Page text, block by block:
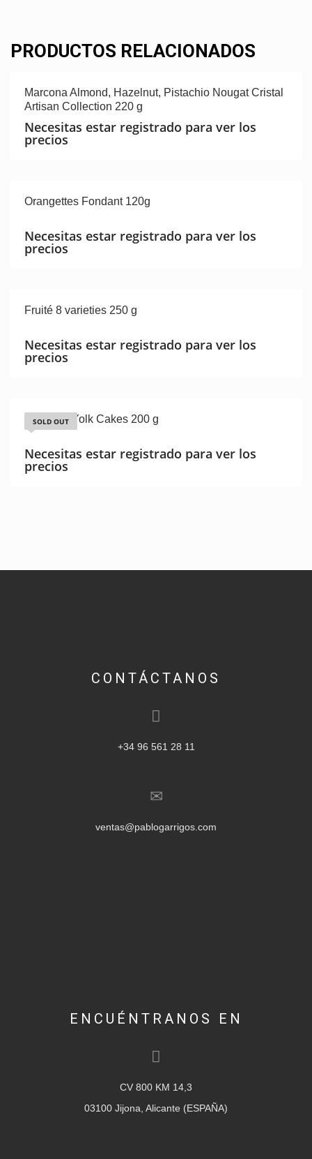
PRODUCTOS RELACIONADOS
Marcona Almond, Hazelnut, Pistachio Nougat Cristal
Artisan Collection 220 g
Necesitas estar registrado para ver los
precios
Orangettes Fondant 120g
Necesitas estar registrado para ver los
precios
Fruité 8 varieties 250 g
Necesitas estar registrado para ver los
precios
SOLD OUT
Premium Yolk Cakes 200 g
Necesitas estar registrado para ver los
precios
CONTÁCTANOS
+34 96 561 28 11
ventas@pablogarrigos.com
ENCUÉNTRANOS EN
CV 800 KM 14,3
03100 Jijona, Alicante (ESPAÑA)